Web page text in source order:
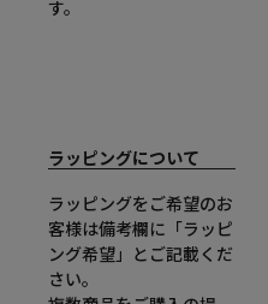
す。
ラッピングについて
ラッピングをご希望のお
客様は備考欄に「ラッピ
ング希望」とご記載くだ
さい。